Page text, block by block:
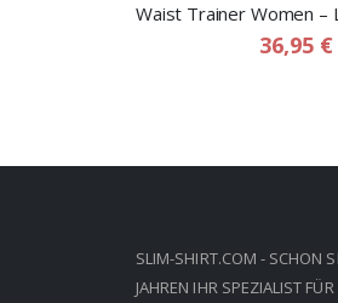
36,95 €
SLIM-SHIRT.COM - SCHON
JAHREN IHR SPEZIALIST